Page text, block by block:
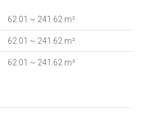
62 .01 ~ 241 .62 m²
62 .01 ~ 241 .62 m²
62 .01 ~ 241 .62 m²